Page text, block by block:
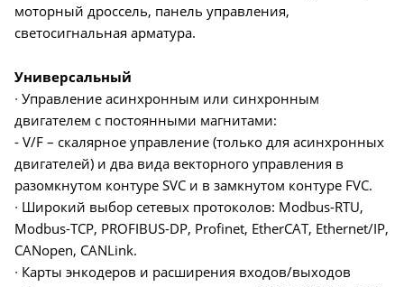
моторный дроссель, панель управления,
светосигнальная арматура.
Универсальный
∙ Управление асинхронным или синхронным
двигателем с постоянными магнитами:
- V/F – скалярное управление (только для асинхронных
двигателей) и два вида векторного управления в
разомкнутом контуре SVC и в замкнутом контуре FVC.
∙ Широкий выбор сетевых протоколов: Modbus-RTU,
Modbus-TCP, PROFIBUS-DP, Profinet, EtherCAT, Ethernet/IP,
CANopen, CANLink.
∙ Карты энкодеров и расширения входов/выходов